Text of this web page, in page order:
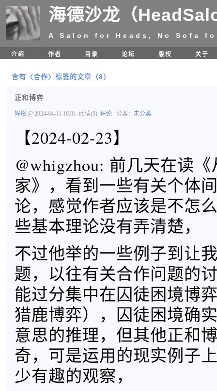
海德沙龙（
A Salon for Heads, No Sofa
介绍 作者 目录 论坛 版权 关于
含有〈合作〉标签的文章（8）
正和博弈
辉格 @ 2024-04-11 18:01 阅读(0) 评论 分类： 未分类
【2024-02-23】
@whigzhou: 前几天在读
家》，看到一些有关个体
论，感觉作者应该是不怎
些基本理论没有弄清楚，
不过他举的一些例子到让
题，以往有关合作问题的
能过分集中在囚徒困境博
猎鹿博弈），囚徒困境确
意思的推理，但其他正和
奇，可是运用的现实例子
少有趣的观察，